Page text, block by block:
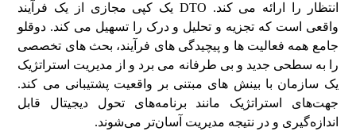
انتظار را ارائه می کند. DTO یک کپی مجازی از یک فرآیند
واقعی است که تجزیه و تحلیل و درک را تسهیل می کند. دوقلو
جامع همه فعالیت ها و پیچیدگی های فرآیند، بحث های تخصصی
را به سطحی جدید و بی طرفانه می برد و از مدیریت استراتژیک
یک سازمان با بینش های مبتنی بر واقعیت پشتیبانی می کند.
جهت‌های استراتژیک مانند برنامه‌های تحول دیجیتال قابل
اندازه‌گیری و در نتیجه مدیریت آسان‌تر می‌شوند.